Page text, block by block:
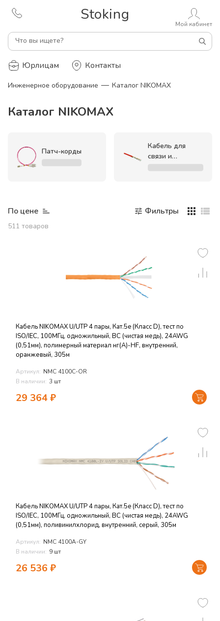
Stoking
Что вы ищете?
Мой кабинет
Юрлицам Контакты
Инженерное оборудование — Каталог NIKOMAX
Каталог NIKOMAX
Патч-корды
Кабель для
связи и
передачи
По цене
511 товаров
Фильтры
Кабель NIKOMAX U/UTP 4 пары, Кат.5e (Класс D), тест по
ISO/IEC, 100МГц, одножильный, BC (чистая медь), 24AWG
(0,51мм), полимерный материал нг(А)-HF, внутренний,
оранжевый, 305м
Артикул: NMC 4100C-OR
В наличии: 3 шт
29 364₽
Кабель NIKOMAX U/UTP 4 пары, Кат.5e (Класс D), тест по
ISO/IEC, 100МГц, одножильный, BC (чистая медь), 24AWG
(0,51мм), поливинилхлорид, внутренний, серый, 305м
Артикул: NMC 4100A-GY
В наличии: 9 шт
26 536 ₽